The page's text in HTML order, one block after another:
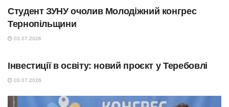
Студент ЗУНУ очолив Молодіжний конгрес
Тернопільщини
03.07.2026
Інвестиції в освіту: новий проєкт у Теребовлі
03.07.2026